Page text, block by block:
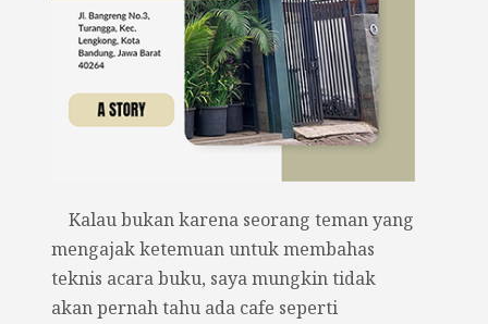
Kalau bukan karena seorang teman yang
mengajak ketemuan untuk membahas
teknis acara buku, saya mungkin tidak
akan pernah tahu ada cafe seperti